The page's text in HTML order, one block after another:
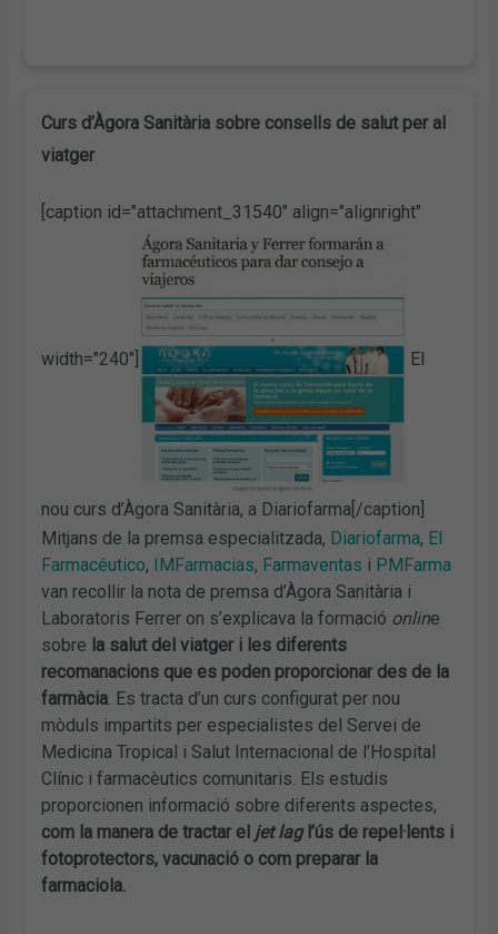
Curs d’Àgora Sanitària sobre consells de salut per al
viatger
[caption id="attachment_31540" align="alignright"
width="240"] El
nou curs d’Àgora Sanitària, a Diariofarma[/caption]
Mitjans de la premsa especialitzada, Diariofarma, El
Farmacéutico, IMFarmacias, Farmaventas i PMFarma
van recollir la nota de premsa d’Àgora Sanitària i
Laboratoris Ferrer on s’explicava la formació online
sobre la salut del viatger i les diferents
recomanacions que es poden proporcionar des de la
farmàcia. Es tracta d’un curs configurat per nou
mòduls impartits per especialistes del Servei de
Medicina Tropical i Salut Internacional de l’Hospital
Clínic i farmacèutics comunitaris. Els estudis
proporcionen informació sobre diferents aspectes,
com la manera de tractar el jet lagl’ús de repel·lents i
fotoprotectors, vacunació o com preparar la
farmaciola.